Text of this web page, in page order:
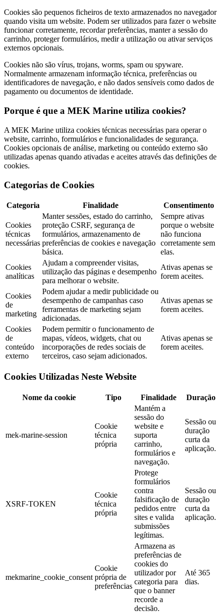
Cookies são pequenos ficheiros de texto armazenados no navegador
quando visita um website. Podem ser utilizados para fazer o website
funcionar corretamente, recordar preferências, manter a sessão do
carrinho, proteger formulários, medir a utilização ou ativar serviços
externos opcionais.
Cookies não são vírus, trojans, worms, spam ou spyware.
Normalmente armazenam informação técnica, preferências ou
identificadores de navegação, e não dados sensíveis como dados de
pagamento ou documentos de identidade.
Porque é que a MEK Marine utiliza cookies?
A MEK Marine utiliza cookies técnicas necessárias para operar o
website, carrinho, formulários e funcionalidades de segurança.
Cookies opcionais de análise, marketing ou conteúdo externo são
utilizadas apenas quando ativadas e aceites através das definições de
cookies.
Categorias de Cookies
Categoria Finalidade Consentimento
Cookies
técnicas
necessárias
Manter sessões, estado do carrinho,
proteção CSRF, segurança de
formulários, armazenamento de
preferências de cookies e navegação
básica.
Sempre ativas
porque o website
não funciona
corretamente sem
elas.
Cookies
analíticas
Ajudam a compreender visitas,
utilização das páginas e desempenho
para melhorar o website.
Ativas apenas se
forem aceites.
Cookies
de
marketing
Podem ajudar a medir publicidade ou
desempenho de campanhas caso
ferramentas de marketing sejam
adicionadas.
Ativas apenas se
forem aceites.
Cookies
de
conteúdo
externo
Podem permitir o funcionamento de
mapas, vídeos, widgets, chat ou
incorporações de redes sociais de
terceiros, caso sejam adicionados.
Ativas apenas se
forem aceites.
Cookies Utilizadas Neste Website
Nome da cookie Tipo Finalidade Duração
mek-marine-session
Cookie
técnica
própria
Mantém a
sessão do
website e
suporta
carrinho,
formulários e
navegação.
Sessão ou
duração
curta da
aplicação.
XSRF-TOKEN
Cookie
técnica
própria
Protege
formulários
contra
falsificação de
pedidos entre
sites e valida
submissões
legítimas.
Sessão ou
duração
curta da
aplicação.
mekmarine_cookie_consent
Cookie
própria de
preferências
Armazena as
preferências de
cookies do
utilizador por
categoria para
que o banner
recorde a
decisão.
Até 365
dias.